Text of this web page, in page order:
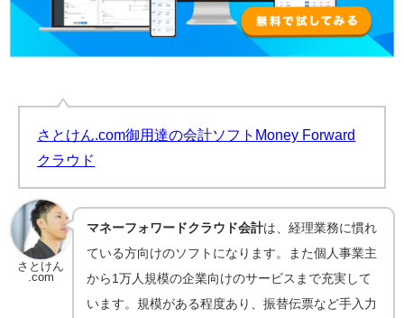
さとけん.com御用達の会計ソフトMoney Forward
クラウド
さとけん
.com
マネーフォワードクラウド会計は、経理業務に慣れ
ている方向けのソフトになります。また個人事業主
から1万人規模の企業向けのサービスまで充実して
います。規模がある程度あり、振替伝票など手入力